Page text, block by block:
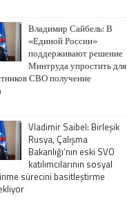
Владимир Сайбель: В
«Единой России»
поддерживают решение
Минтруда упростить для
СВО получение
Vladimir Saibel: Birleşik
Rusya, Çalışma
Bakanlığı’nın eski SVO
katılımcılarının sosyal
sürecini basitleştirme